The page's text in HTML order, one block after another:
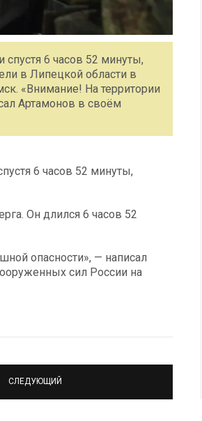
6 часов 52 минуты,
в Липецкой области в
«Внимание! На территории
Артамонов в своём
6 часов 52 минуты,
Он длился 6 часов 52
опасности», — написал
сил России на
СЛЕДУЮЩИЙ